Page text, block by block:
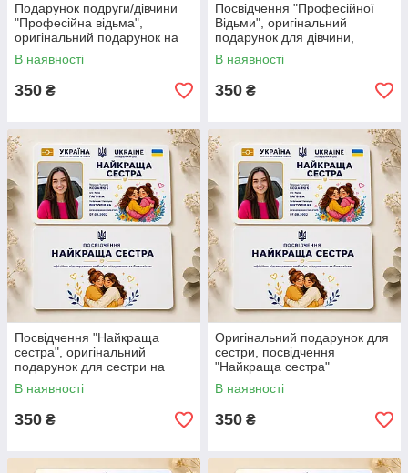
Подарунок подруги/дівчини
"Професійна відьма",
оригінальний подарунок на
День Народження.
В наявності
350 ₴
Посвідчення "Професійної
Відьми", оригінальний
подарунок для дівчини,
подруги, дружини на День
Народження.
В наявності
350 ₴
Посвідчення "Найкраща
сестра", оригінальний
подарунок для сестри на
День Народження.
В наявності
350 ₴
Оригінальний подарунок для
сестри, посвідчення
"Найкраща сестра"
В наявності
350 ₴